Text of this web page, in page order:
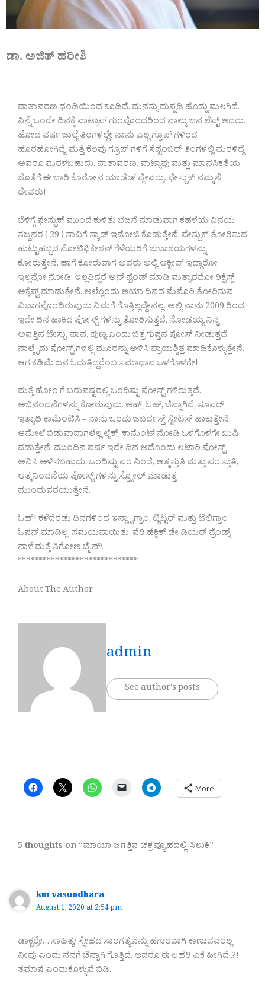
ಡಾ. ಅಜಿತ್ ಹರೀಶಿ
ವಾತಾವರಣ ಥಂಡಿಯಿಂದ ಕೂಡಿದೆ. ಮನಸ್ಸು ದುಪ್ಪಡಿ ಹೊದ್ದು ಮಲಗಿದೆ.
ನಿನ್ನೆ ಒಂದೇ ದಿನಕ್ಕೆ ವಾಟ್ಸಾಪ್ ಗುಂಪೊಂದರಿಂದ ನಾಲ್ಕು ಜನ ಲೆಫ್ಟ್ ಆದರು.
ಹೋದ ವರ್ಷ ಜುಲೈ ತಿಂಗಳಲ್ಲೇ ನಾನು ಎಲ್ಲ ಗ್ರೂಪ್ ಗಳಿಂದ
ಹೊರಹೋಗಿದ್ದೆ. ಮತ್ತೆ ಕೆಲವು ಗ್ರೂಪ್ ಗಳಿಗೆ ಸೆಪ್ಟೆಂಬರ್ ತಿಂಗಳಲ್ಲಿ ಮರಳಿದ್ದೆ.
ಅವರೂ ಮರಳಬಹುದು. ವಾತಾವರಣ, ವಾಟ್ಸಾಪು ಮತ್ತು ಮಾನಸಿಕತೆಯ
ಜೊತೆಗೆ ಈ ಬಾರಿ ಕೊರೋನ ಯಾಡೆಡ್ ಫ್ಲೇವರ್ರು. ಫೇಸ್ಬುಕ್ ನಮ್ಮನೆ
ದೇವರು!
ಬೆಳಿಗ್ಗೆ ಫೇಸ್ಬುಕ್ ಮುಂದೆ ಕುಳಿತು ಭಜನೆ ಮಾಡುವಾಗ ಕಹಳೆಯ ವಿನಯ
ಸಜ್ಜನರ ( 29 ) ಸಾವಿಗೆ ಸ್ಯಾಡ್ ಇಮೋಜಿ ಕೊಡುತ್ತೇನೆ. ಫೇಸ್ಬುಕ್ ತೋರಿಸುವ
ಹುಟ್ಟುಹಬ್ಬದ ನೋಟಿಫಿಕೇಶನ್ ಗೆಳೆಯರಿಗೆ ಶುಭಾಶಯಗಳನ್ನು
ಕೋರುತ್ತೇನೆ. ಹಾಗೆ ಕೋರುವಾಗ ಅವರು ಅಲ್ಲಿ ಆಕ್ಟೀವ್ ಇದ್ದಾರೋ
ಇಲ್ಲವೋ ನೋಡಿ, ಇಲ್ಲದಿದ್ದರೆ ಅನ್ ಫ್ರೆಂಡ್ ಮಾಡಿ ಮತ್ಯಾರದೋ ರಿಕ್ವೆಸ್ಟ್
ಅಕ್ಸೆಪ್ಟ್ ಮಾಡುತ್ತೇನೆ. ಅಲ್ಲೊಂದು ಆಯಾ ದಿನದ ಮೆಮೊರಿ ತೋರಿಸುವ
ವಿಭಾಗವೊಂದಿರುವುದು ನಿಮಗೆ ಗೊತ್ತಿಲ್ಲದ್ದೇನಲ್ಲ. ಅಲ್ಲಿ ನಾನು 2009 ರಿಂದ,
ಇದೇ ದಿನ ಹಾಕಿದ ಪೋಸ್ಟ್ ಗಳನ್ನು ತೋರಿಸುತ್ತದೆ. ನೋಡಯ್ಯ ನಿನ್ನ
ಅವತ್ತಿನ ಟೇಸ್ಟು, ಪಾಪ, ಪುಣ್ಯ ಎಂದು ಚಿತ್ರಗುಪ್ತನ ಪೋಸ್ ನೀಡುತ್ತದೆ.
ನಾಲ್ಕೈದು ಪೋಸ್ಟ್ ಗಳಲ್ಲಿ ಮೂರನ್ನು ಅಳಿಸಿ ಪ್ರಾಯಶ್ಚಿತ್ತ ಮಾಡಿಕೊಳ್ಳುತ್ತೇನೆ.
ಆಗ ಕಡಿಮೆ ಜನ ಓದುತ್ತಿದ್ದರೆಂಬ ಸಮಾಧಾನ ಒಳಗೊಳಗೇ!
ಮತ್ತೆ ಹೋಂ ಗೆ ಬರುವಷ್ಟರಲ್ಲಿ ಒಂದಿಷ್ಟು ಪೋಸ್ಟ್ ಗಳಿರುತ್ತವೆ.
ಅಭಿನಂದನೆಗಳನ್ನು ಕೋರುವುದು. ಆಹ್, ಓಹ್, ಚೆನ್ನಾಗಿದೆ, ಸೂಪರ್
ಇತ್ಯಾದಿ ಕಾಮೆಂಟಿಸಿ – ನಾನು ಒಂದು ಜಬರ್ದಸ್ತ್ ಸ್ಟೇಟಸ್ ಹಾಕುತ್ತೇನೆ.
ಆಮೇಲೆ ಬಿಡುವಾದಾಗಲೆಲ್ಲ ಲೈಕ್, ಕಾಮೆಂಟ್ ನೋಡಿ ಒಳಗೊಳಗೇ ಖುಷಿ
ಪಡುತ್ತೇನೆ. ಮುಂದಿನ ವರ್ಷ ಇದೇ ದಿನ ಅದೊಂದು ಲಟಾರಿ ಪೋಸ್ಟ್
ಅನಿಸಿ ಅಳಿಸಬಹುದು. ಒಂದಿಷ್ಟು ಪರ ನಿಂದೆ, ಆತ್ಮಸ್ತುತಿ ಮತ್ತು ಪರ ಸ್ತುತಿ,
ಆತ್ಮನಿಂದನೆಯ ಪೋಸ್ಟ್ ಗಳನ್ನು ಸ್ರ್ಕೋಲ್ ಮಾಡುತ್ತ
ಮುಂದುವರೆಯುತ್ತೇನೆ.
ಓಹ್! ಕಳೆದೆರಡು ದಿನಗಳಿಂದ ಇನ್ಸ್ಟಾಗ್ರಾಂ, ಟ್ವಿಟ್ಟರ್ ಮತ್ತು ಟೆಲಿಗ್ರಾಂ
ಓಪನ್ ಮಾಡಿಲ್ಲ. ಸಮಯವಾಯಿತು, ವೆರಿ ಹೆಕ್ಟಿಕ್ ಡೇ ಡಿಯರ್ ಫ್ರೆಂಡ್ಸ್.
ನಾಳೆ ಮತ್ತೆ ಸಿಗೋಣ ಬೈ ನೌ.
*****************************
About The Author
admin
See author's posts
More
5 thoughts on “ಮಾಯಾ ಜಗತ್ತಿನ ಚಕ್ರವ್ಯೂಹದಲ್ಲಿ ಸಿಲುಕಿ”
km vasundhara
August 1, 2020 at 2:54 pm
ಡಾಕ್ಟರ್ರೇ… ಸಾಹಿತ್ಯ/ ಸ್ನೇಹದ ಸಾಂಗತ್ಯವನ್ನು ಹಗುರವಾಗಿ ಕಾಣುವವರಲ್ಲ
ನೀವು ಎಂದು ನನಗೆ ಚೆನ್ನಾಗಿ ಗೊತ್ತಿದೆ. ಆದರೂ ಈ ಲಹರಿ ಏಕೆ ಹೀಗಿದೆ..?!
ತಮಾಷೆ ಎಂದುಕೊಳ್ಳುವೆ ಬಿಡಿ.